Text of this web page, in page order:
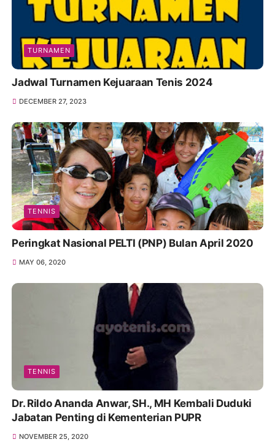
TURNAMEN
Jadwal Turnamen Kejuaraan Tenis 2024
DECEMBER 27, 2023
TENNIS
Peringkat Nasional PELTI (PNP) Bulan April 2020
MAY 06, 2020
TENNIS
Dr. Rildo Ananda Anwar, SH., MH Kembali Duduki
Jabatan Penting di Kementerian PUPR
NOVEMBER 25, 2020